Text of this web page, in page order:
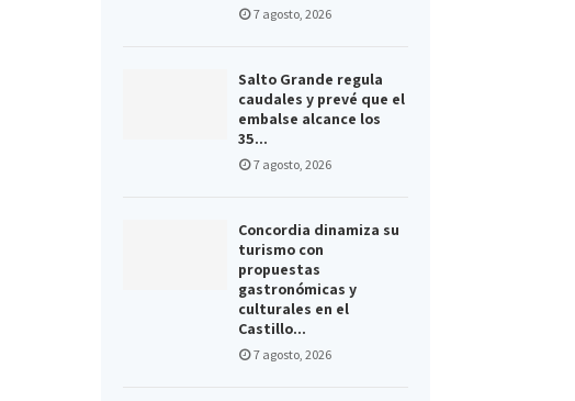
7 agosto, 2026
Salto Grande regula
caudales y prevé que el
embalse alcance los
35...
7 agosto, 2026
Concordia dinamiza su
turismo con
propuestas
gastronómicas y
culturales en el
Castillo...
7 agosto, 2026